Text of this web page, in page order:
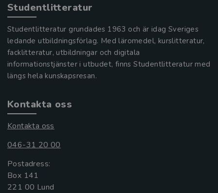
Studentlitteratur
Studentlitteratur grundades 1963 och är idag Sveriges
ledande utbildningsförlag. Med läromedel, kurslitteratur,
facklitteratur, utbildningar och digitala
informationstjänster i utbudet, finns Studentlitteratur med
längs hela kunskapsresan.
Kontakta oss
Kontakta oss
046-31 20 00
Postadress:
Box 141
221 00 Lund